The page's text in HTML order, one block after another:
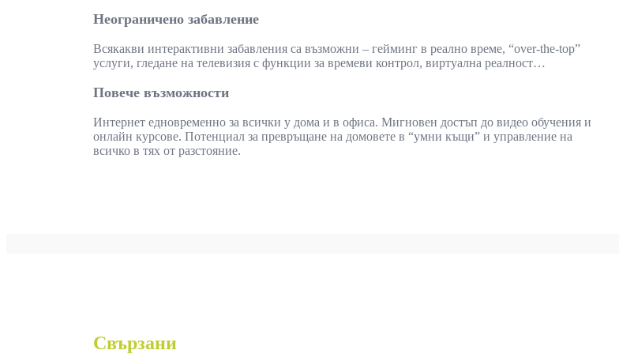
Неограничено забавление
Всякакви интерактивни забавления са възможни – гейминг в реално време, “over-the-top”
услуги, гледане на телевизия с функции за времеви контрол, виртуална реалност…
Повече възможности
Интернет едновременно за всички у дома и в офиса. Мигновен достъп до видео обучения и
онлайн курсове. Потенциал за превръщане на домовете в “умни къщи” и управление на
всичко в тях от разстояние.
Свързани